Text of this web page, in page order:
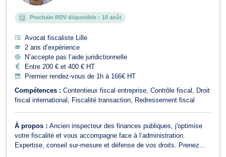
Prochain RDV disponible : 10 août
Avocat fiscaliste Lille
2 ans d’expérience
N’accepte pas l’aide juridictionnelle
Entre 200 € et 400 € HT
Premier rendez-vous de 1h à 166€ HT
Compétences : Contentieux fiscal entreprise Contrôle fiscal
Droit
fiscal international
Fiscalité transaction Redressement fiscal
À propos : Ancien inspecteur des finances publiques, j'optimise
votre fiscalité et vous accompagne face à l’administration.
Expertise, conseil sur-mesure et défense de vos droits. Prenez